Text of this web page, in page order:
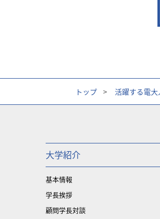
トップ > 活躍する電大
大学紹介
基本情報
学長挨拶
顧問学長対談